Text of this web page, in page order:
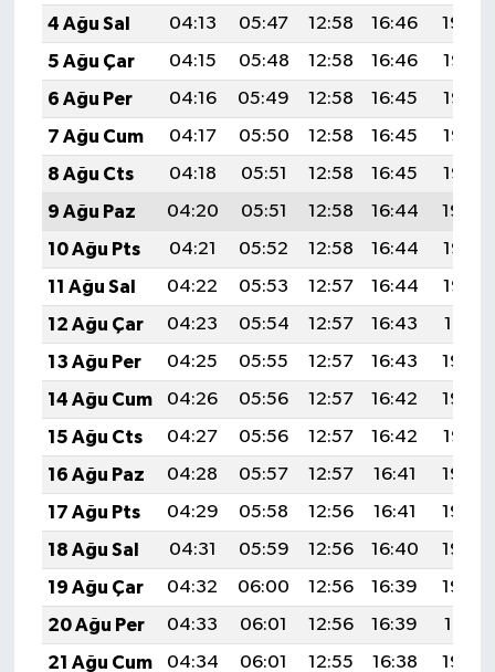
4 Ağu Sal
04:13 05:47 12:58 16:46
19:59
5 Ağu Çar
04:15 05:48 12:58 16:46
19:58
6 Ağu Per
04:16 05:49 12:58 16:45
19:57
7 Ağu Cum
04:17 05:50 12:58 16:45
19:56
8 Ağu Cts
04:18 05:51 12:58 16:45
19:55
9 Ağu Paz
04:20 05:51 12:58 16:44
19:54
10 Ağu Pts
04:21 05:52 12:58 16:44
19:53
11 Ağu Sal
04:22 05:53 12:57 16:44
19:52
12 Ağu Çar
04:23 05:54 12:57 16:43
19:51
13 Ağu Per
04:25 05:55 12:57 16:43
19:50
14 Ağu Cum
04:26 05:56 12:57 16:42
19:48
15 Ağu Cts
04:27 05:56 12:57 16:42
19:47
16 Ağu Paz
04:28 05:57 12:57 16:41
19:46
17 Ağu Pts
04:29 05:58 12:56 16:41
19:45
18 Ağu Sal
04:31 05:59 12:56 16:40
19:43
19 Ağu Çar
04:32 06:00 12:56 16:39
19:42
20 Ağu Per
04:33 06:01 12:56 16:39
19:41
21 Ağu Cum
04:34 06:01 12:55 16:38 19:39